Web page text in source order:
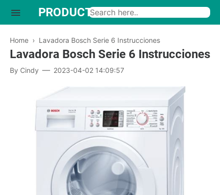
Home › Lavadora Bosch Serie 6 Instrucciones
Lavadora Bosch Serie 6 Instrucciones
By Cindy 2023-04-02 14:09:57